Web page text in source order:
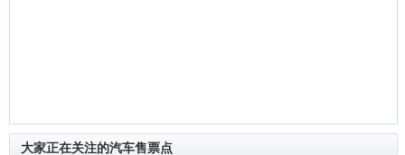
大家正在关注的汽车售票点